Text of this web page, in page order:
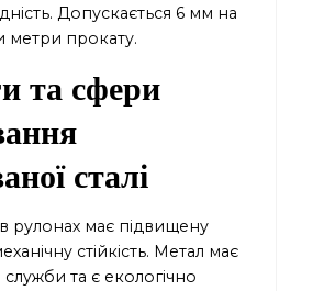
Допускається 6 мм на
метри прокату.
та сфери
сталі
рулонах має підвищену
стійкість. Метал має
та є екологічно